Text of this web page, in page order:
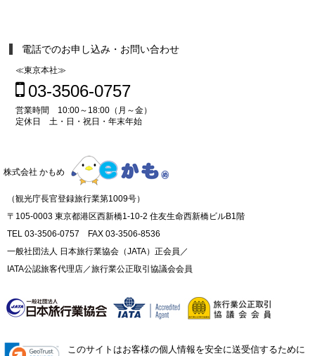
電話でのお申し込み・お問い合わせ
≪東京本社≫
03-3506-0757
営業時間 10:00～18:00（月～金）
定休日 土・日・祝日・年末年始
株式会社 かもめ
（観光庁長官登録旅行業第1009号）
〒105-0003 東京都港区西新橋1-10-2 住友生命西新橋ビルB1階
TEL 03-3506-0757 FAX 03-3506-8536
一般社団法人 日本旅行業協会（JATA）正会員／
IATA公認旅客代理店／旅行業公正取引協議会会員
このサイトはお客様の個人情報を安全に送受信するために